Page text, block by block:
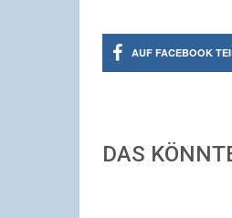
AUF FACEBOOK
DAS